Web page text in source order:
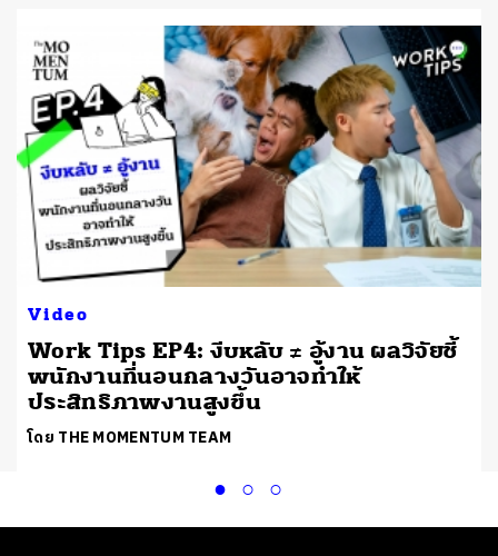
Video
Work Tips EP4: งีบหลับ ≠ อู้งาน ผลวิจัยชี้
พนักงานที่นอนกลางวันอาจทำให้
ประสิทธิภาพงานสูงขึ้น
โดย THE MOMENTUM TEAM